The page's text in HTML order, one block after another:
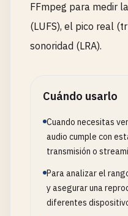
FFmpeg para medir
(LUFS), el pico real
sonoridad (LRA).
Cuándo usarlo
Cuando necesitas
audio cumple con
transmisión o
Para analizar el
y asegurar una
diferentes